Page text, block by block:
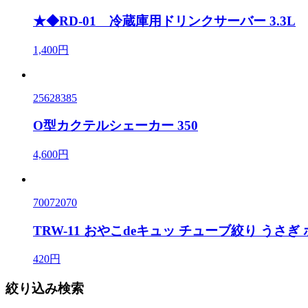
★◆RD-01 冷蔵庫用ドリンクサーバー 3.3L
1,400円
25628385
O型カクテルシェーカー 350
4,600円
70072070
TRW-11 おやこdeキュッ チューブ絞り うさぎ
420円
絞り込み検索